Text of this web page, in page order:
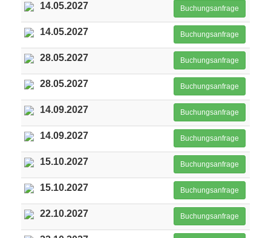
14.05.2027 Buchungsanfrage
14.05.2027 Buchungsanfrage
28.05.2027 Buchungsanfrage
28.05.2027 Buchungsanfrage
14.09.2027 Buchungsanfrage
14.09.2027 Buchungsanfrage
15.10.2027 Buchungsanfrage
15.10.2027 Buchungsanfrage
22.10.2027 Buchungsanfrage